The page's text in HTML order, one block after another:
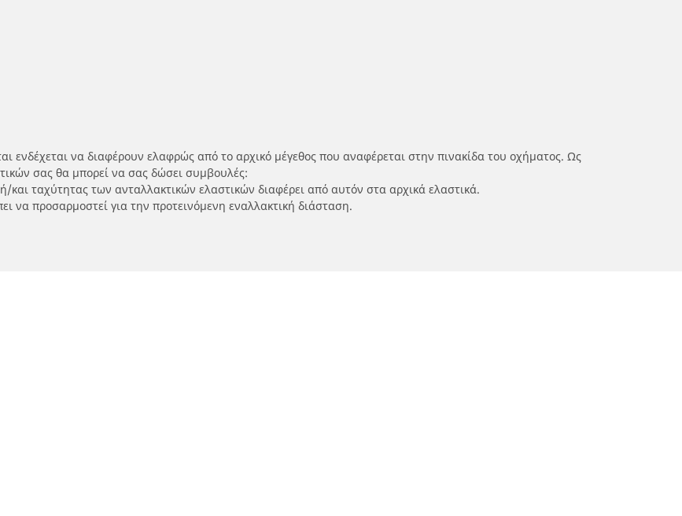
ενδέχεται να διαφέρουν ελαφρώς από το αρχικό μέγεθος που αναφέρεται στην πινακίδα του οχήματος. Ως
σας θα μπορεί να σας δώσει συμβουλές:
και ταχύτητας των ανταλλακτικών ελαστικών διαφέρει από αυτόν στα αρχικά ελαστικά.
να προσαρμοστεί για την προτεινόμενη εναλλακτική διάσταση.